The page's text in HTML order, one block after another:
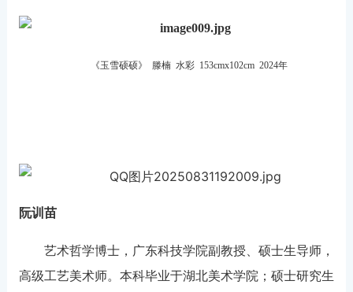
《玉雪硕硕》 滕楠 水彩 153cmx102cm 2024年
阮训苗
艺术哲学博士，广东科技学院副教授、硕士生导师，
高级工艺美术师。本科毕业于湖北美术学院；硕士研究生